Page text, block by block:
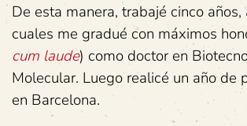
De esta manera, trabajé cinco
cuales me gradué con máximos
cum laude) como doctor en
Molecular. Luego realicé un año de
en Barcelona.